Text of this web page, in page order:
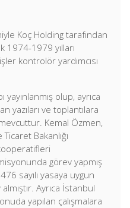
Koç Holding tarafından
1974-1979 yılları
kontrolör yardımcısı
olup, ayrıca
yazıları ve toplantılara
Kemal Özmen,
Bakanlığı
görev yapmış
sayılı yasaya uygun
Ayrıca İstanbul
yapılan çalışmalara